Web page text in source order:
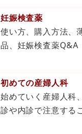
妊娠検査薬
使い方、購入方法、
品、妊娠検査薬Q&A
初めての産婦人科
始めていく産婦人科
診や内診で注意する